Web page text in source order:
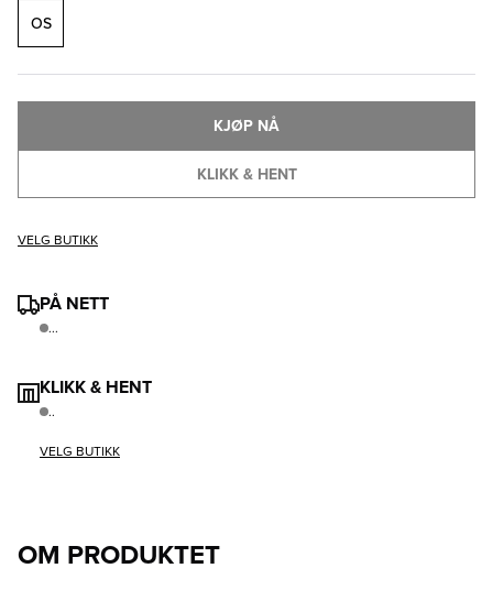
OS
KLIKK & HENT
KJØP NÅ
VELG BUTIKK
PÅ NETT
...
KLIKK & HENT
..
VELG BUTIKK
OM PRODUKTET